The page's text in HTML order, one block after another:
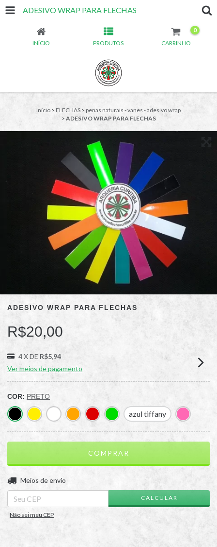
ADESIVO WRAP PARA FLECHAS
INÍCIO PRODUTOS CARRINHO
0
Início > FLECHAS > penas naturais - vanes - adesivo wrap
> ADESIVO WRAP PARA FLECHAS
ADESIVO WRAP PARA FLECHAS
R$20,00
4X DE R$5,94
Ver meios de pagamento
COR: PRETO
azul tiffany
Entregas para o CEP:
Meios de envio
CALCULAR
Não sei meu CEP